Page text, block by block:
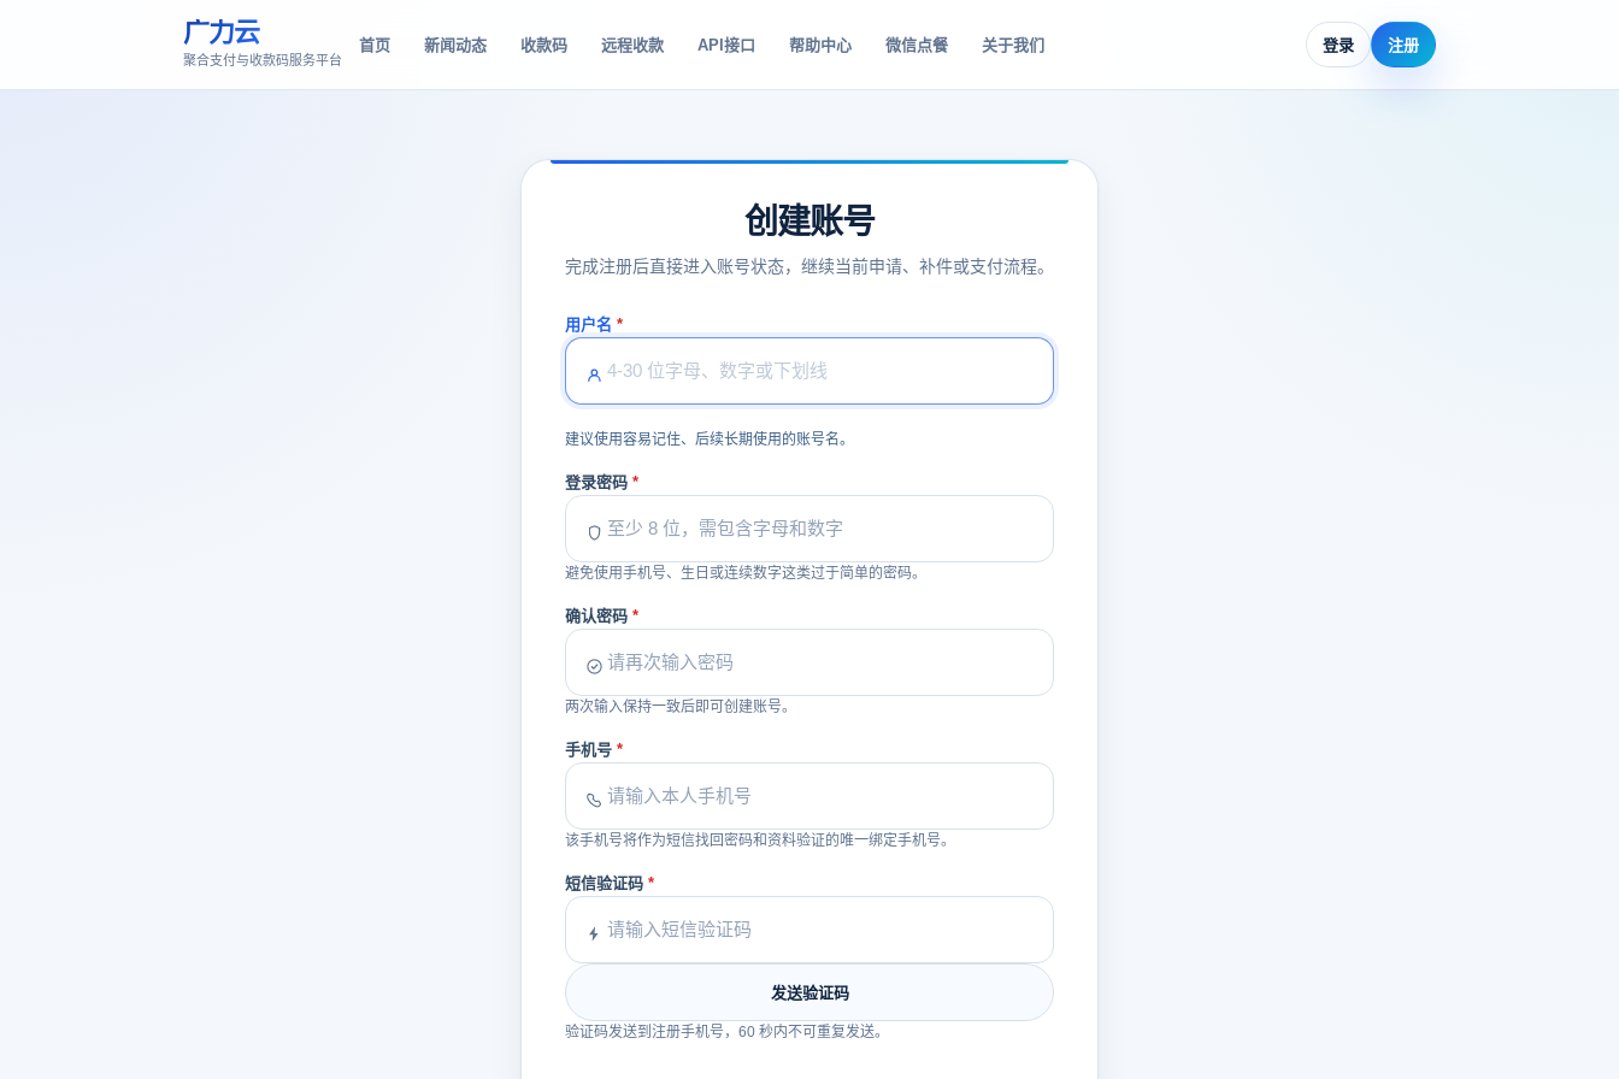
广力云
聚合支付与收款码服务平台
首页 新闻动态 收款码 远程收款 API接口 帮助中心 微信点餐 关于我们 登录 注册
创建账号
完成注册后直接进入账号状态，继续当前申请、补件或支付流程。
用户名
建议使用容易记住、后续长期使用的账号名。
登录密码
避免使用手机号、生日或连续数字这类过于简单的密码。
确认密码
两次输入保持一致后即可创建账号。
手机号
该手机号将作为短信找回密码和资料验证的唯一绑定手机号。
短信验证码
发送验证码
验证码发送到注册手机号，60 秒内不可重复发送。